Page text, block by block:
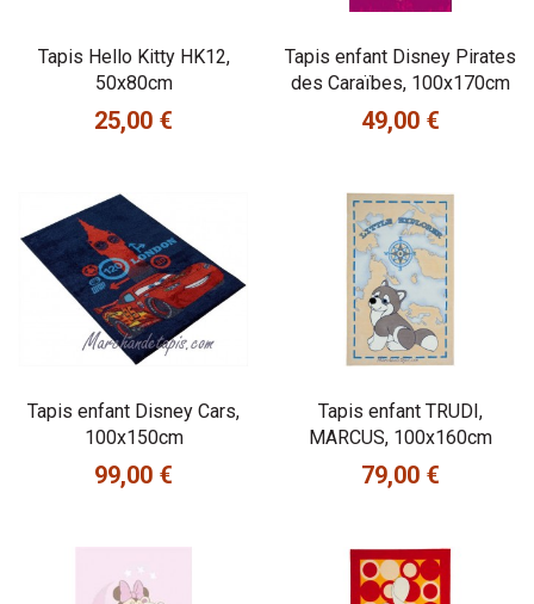
Tapis Hello Kitty HK12,
50x80cm
Prix
25,00 €
Tapis enfant Disney Pirates
des Caraïbes, 100x170cm
Prix
49,00 €
Tapis enfant Disney Cars,
100x150cm
Prix
99,00 €
Tapis enfant TRUDI,
MARCUS, 100x160cm
Prix
79,00 €